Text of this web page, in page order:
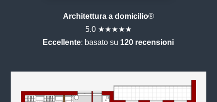
Architettura a domicilio®
5.0 ★★★★★
Eccellente: basato su 120 recensioni